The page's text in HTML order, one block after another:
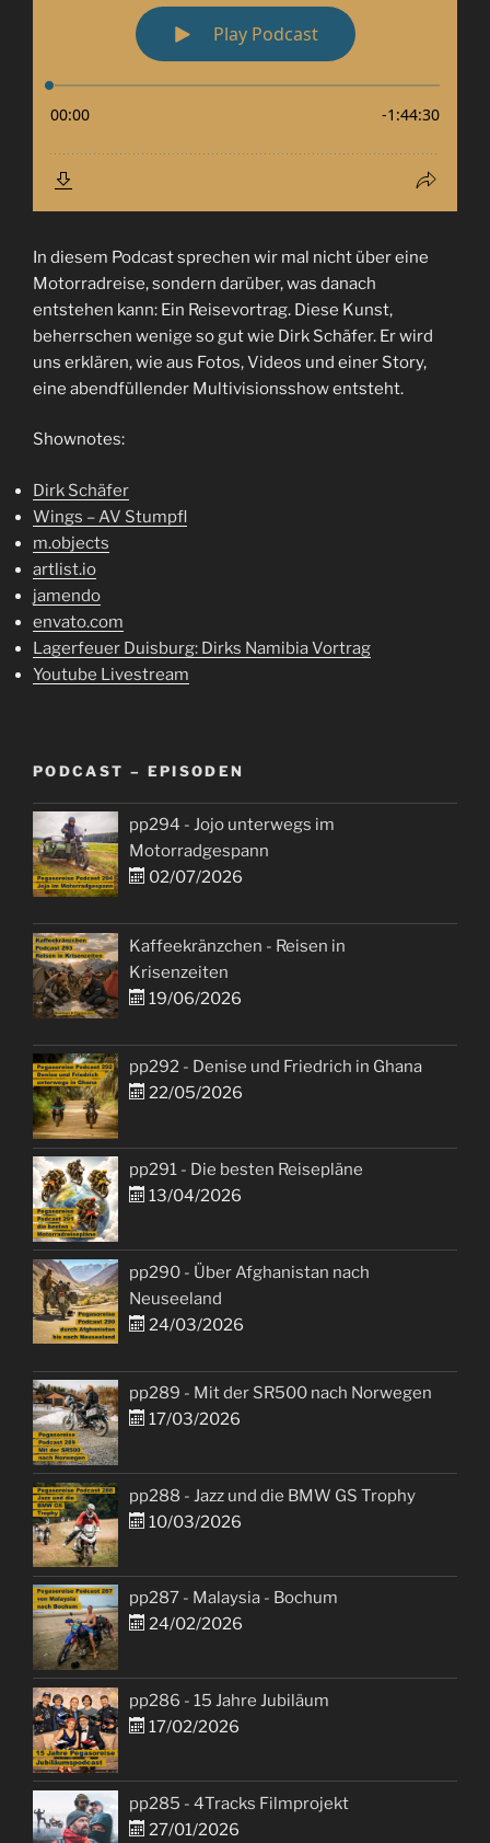
In diesem Podcast sprechen wir mal nicht über eine
Motorradreise, sondern darüber, was danach
entstehen kann: Ein Reisevortrag. Diese Kunst,
beherrschen wenige so gut wie Dirk Schäfer. Er wird
uns erklären, wie aus Fotos, Videos und einer Story,
eine abendfüllender Multivisionsshow entsteht.
Shownotes:
Dirk Schäfer
Wings – AV Stumpfl
m.objects
artlist.io
jamendo
envato.com
Lagerfeuer Duisburg: Dirks Namibia Vortrag
Youtube Livestream
PODCAST – EPISODEN
pp294 - Jojo unterwegs im
Motorradgespann
02/07/2026
Kaffeekränzchen - Reisen in
Krisenzeiten
19/06/2026
pp292 - Denise und Friedrich in Ghana
22/05/2026
pp291 - Die besten Reisepläne
13/04/2026
pp290 - Über Afghanistan nach
Neuseeland
24/03/2026
pp289 - Mit der SR500 nach Norwegen
17/03/2026
pp288 - Jazz und die BMW GS Trophy
10/03/2026
pp287 - Malaysia - Bochum
24/02/2026
pp286 - 15 Jahre Jubiläum
17/02/2026
pp285 - 4Tracks Filmprojekt
27/01/2026